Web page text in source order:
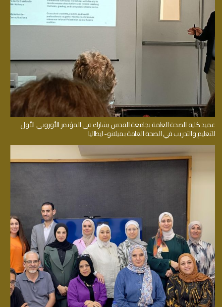
عميد كلية الصحة العامة بجامعة القدس يشارك في المؤتمر الأوروبي الأول
للتعليم والتدريب في الصحة العامة بميلانو- ايطاليا